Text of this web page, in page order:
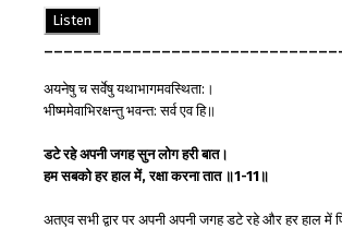
Listen
अयनेषु च सर्वेषु यथाभागमवस्थिता:।
भीष्ममेवाभिरक्षन्तु भवन्त: सर्व एव हि॥
डटेरहेअपनीजगहसुनलोग हरीबात।
हम सबकोहर हाल में,रक्षाकरनातात ॥1-11 ॥
अतएव सभी द्वार पर अपनी अपनी जगह डटे रहे और हर हाल में